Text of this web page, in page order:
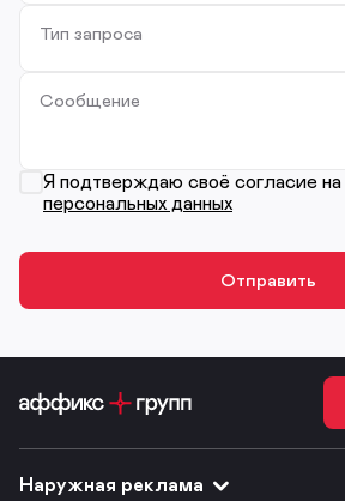
Тип запроса
Сообщение
Я подтверждаю своё согласие на
персональных данных
Наружная реклама